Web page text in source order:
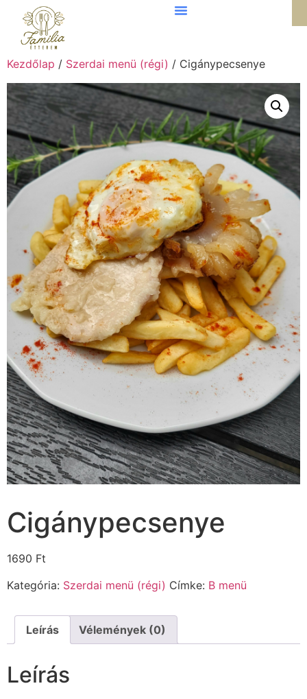
Kezdőlap / Szerdai menü (régi) / Cigánypecsenye
Cigánypecsenye
1690 Ft
Kategória: Szerdai menü (régi) Címke: B menü
Leírás Vélemények (0)
Leírás